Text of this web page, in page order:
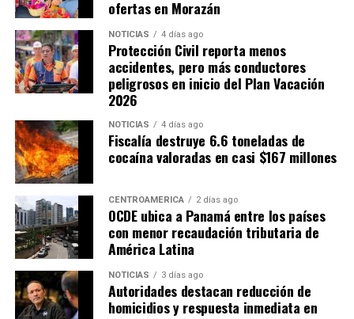
ofertas en Morazán
NOTICIAS 4 días ago
Protección Civil reporta menos
accidentes, pero más conductores
peligrosos en inicio del Plan Vacación
2026
NOTICIAS 4 días ago
Fiscalía destruye 6.6 toneladas de
cocaína valoradas en casi $167 millones
CENTROAMÉRICA 2 días ago
OCDE ubica a Panamá entre los países
con menor recaudación tributaria de
América Latina
NOTICIAS 3 días ago
Autoridades destacan reducción de
homicidios y respuesta inmediata en